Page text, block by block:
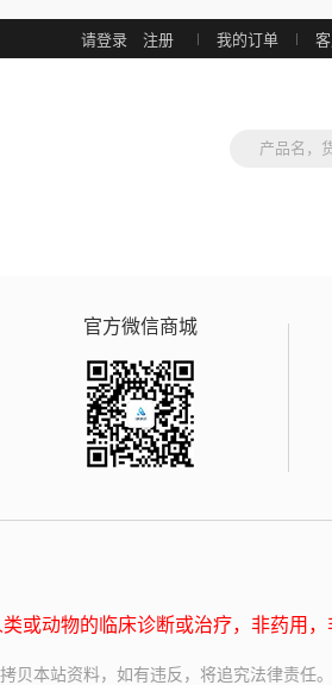
请登录 注册 我的订单
官方微信商城
或动物的临床诊断或治疗，非药用，
本站资料，如有违反，将追究法律责任。